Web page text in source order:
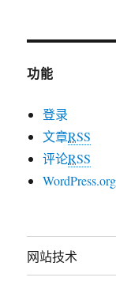
功能
登录
文章RSS
评论RSS
WordPress.org
网站技术